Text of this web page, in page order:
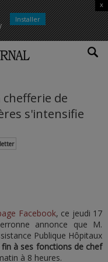
x
Installer
de
s'intensifie
Facebook, ce jeudi 17
annonce que M.
Publique Hôpitaux
à ses fonctions de chef
à 8 heures.